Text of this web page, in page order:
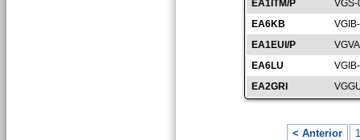
EA1ITM/P
EA6KB
EA1EUI/P
EA6LU
EA2GRI
< Anterior 1